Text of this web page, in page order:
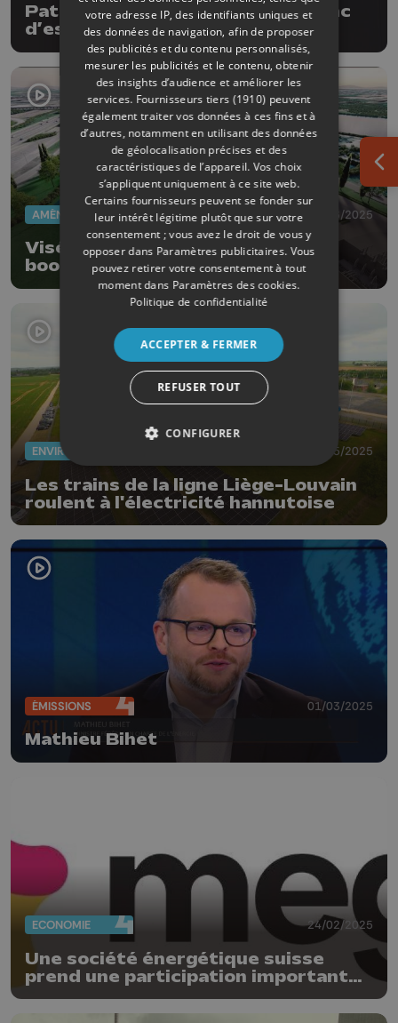
Pathon développe son propre banc
d’essai pour pompes à chaleur
AMÉNAGEMENT DU TERRITOIRE 05/06/2025
Visé : un parc à batteries pour
booster l'énergie renouvelable
22/05/2025
Les trains de la ligne Liège-Louvain
roulent à l'électricité hannutoise
ÉMISSIONS 01/03/2025
Mathieu Bihet
ECONOMIE 24/02/2025
Une société énergétique suisse
prend une participation importante
chez le fournisseur d’énergie low
cost Mega
votre adresse IP, des identifiants uniques et
des données de navigation, afin de proposer
des publicités et du contenu personnalisés,
mesurer les publicités et le contenu, obtenir
des insights d’audience et améliorer les
services. Fournisseurs tiers (1910) peuvent
également traiter vos données à ces fins et à
d’autres, notamment en utilisant des données
de géolocalisation précises et des
caractéristiques de l’appareil. Vos choix
s’appliquent uniquement à ce site web.
Certains fournisseurs peuvent se fonder sur
leur intérêt légitime plutôt que sur votre
consentement ; vous avez le droit de vous y
opposer dans Paramètres publicitaires. Vous
pouvez retirer votre consentement à tout
moment dans Paramètres des cookies.
Politique de confidentialité
ACCEPTER & FERMER
REFUSER TOUT
CONFIGURER